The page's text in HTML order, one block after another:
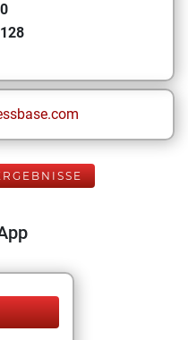
0
128